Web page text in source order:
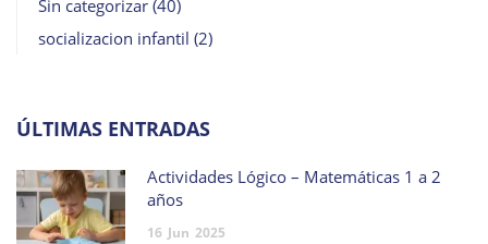
Sin categorizar (40)
socializacion infantil (2)
ÚLTIMAS ENTRADAS
Actividades Lógico – Matemáticas 1 a 2
años
16 Jun 2025